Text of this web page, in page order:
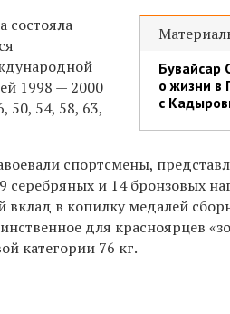
Бувайсар
о жизни в
с
состояла
1998 — 2000
50, 54, 58, 63,
спортсмены,
серебряных и 14 бронзовых
вклад в копилку медалей
для красноярцев
категории 76 кг.